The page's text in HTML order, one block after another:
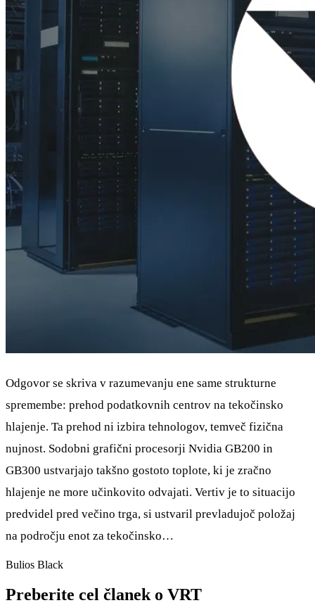
Odgovor se skriva v razumevanju ene same strukturne
spremembe: prehod podatkovnih centrov na tekočinsko
hlajenje. Ta prehod ni izbira tehnologov, temveč fizična
nujnost. Sodobni grafični procesorji Nvidia GB200 in
GB300 ustvarjajo takšno gostoto toplote, ki je zračno
hlajenje ne more učinkovito odvajati. Vertiv je to situacijo
predvidel pred večino trga, si ustvaril prevladujoč položaj
na področju enot za tekočinsko…
Bulios Black
Preberite cel članek o VRT